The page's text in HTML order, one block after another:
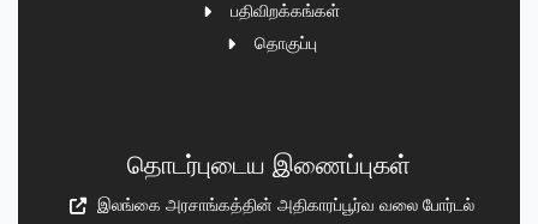
பதிவிறக்கங்கள்
தொகுப்பு
தொடர்புடைய இணைப்புகள்
இலங்கை அரசாங்கத்தின் அதிகாரப்பூர்வ வலை போர்டல்